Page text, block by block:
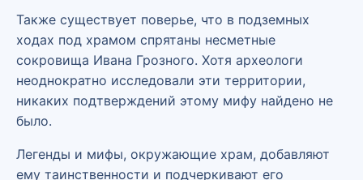
Также существует поверье, что в подземных
ходах под храмом спрятаны несметные
сокровища Ивана Грозного. Хотя археологи
неоднократно исследовали эти территории,
никаких подтверждений этому мифу найдено не
было.
Легенды и мифы, окружающие храм, добавляют
ему таинственности и подчеркивают его